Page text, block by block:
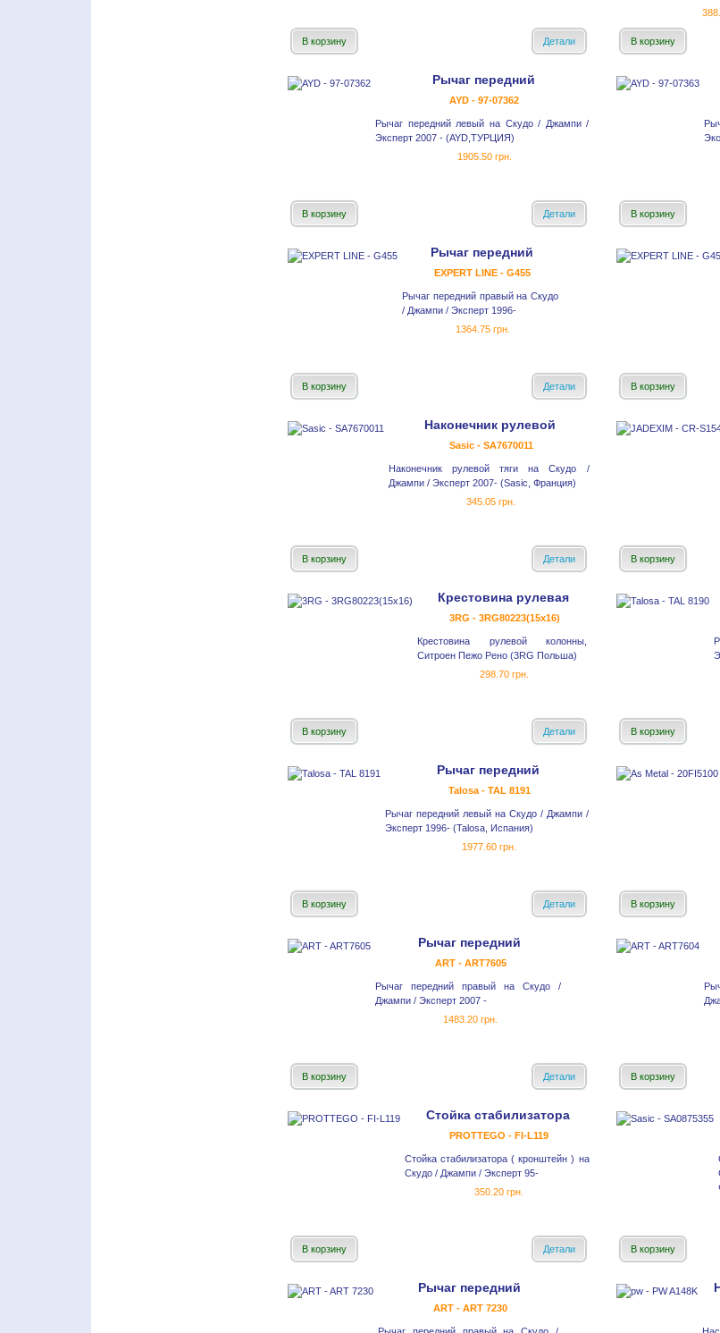
В корзину Детали В корзину
Рычаг передний
AYD - 97-07362
Рычаг передний левый на Скудо / Джампи /
Эксперт 2007 - (AYD,ТУРЦИЯ)
1905.50 грн.
В корзину Детали В корзину
Рычаг передний
EXPERT LINE - G455
Рычаг передний правый на Скудо
/ Джампи / Эксперт 1996-
1364.75 грн.
В корзину Детали В корзину
Наконечник рулевой
Sasic - SA7670011
Наконечник рулевой тяги на Скудо /
Джампи / Эксперт 2007- (Sasic, Франция)
345.05 грн.
В корзину Детали В корзину
Крестовина рулевая
3RG - 3RG80223(15x16)
Крестовина рулевой колонны,
Ситроен Пежо Рено (3RG Польша)
298.70 грн.
В корзину Детали В корзину
Рычаг передний
Talosa - TAL 8191
Рычаг передний левый на Скудо / Джампи /
Эксперт 1996- (Talosa, Испания)
1977.60 грн.
В корзину Детали В корзину
Рычаг передний
ART - ART7605
Рычаг передний правый на Скудо /
Джампи / Эксперт 2007 -
1483.20 грн.
В корзину Детали В корзину
Стойка стабилизатора
PROTTEGO - FI-L119
Стойка стабилизатора ( кронштейн ) на
Скудо / Джампи / Эксперт 95-
350.20 грн.
В корзину Детали В корзину
Рычаг передний
ART - ART 7230